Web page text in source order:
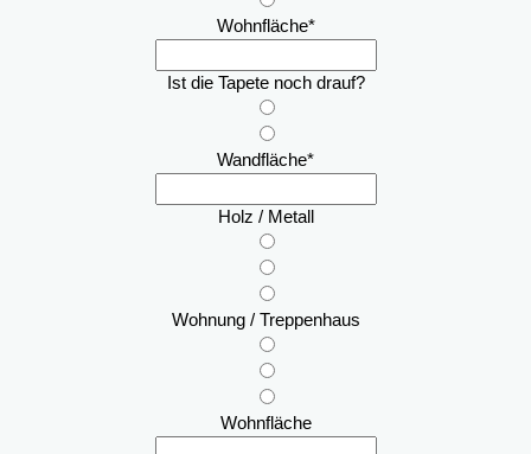
Wohnfläche*
Ist die Tapete noch drauf?
Wandfläche*
Holz / Metall
Wohnung / Treppenhaus
Wohnfläche